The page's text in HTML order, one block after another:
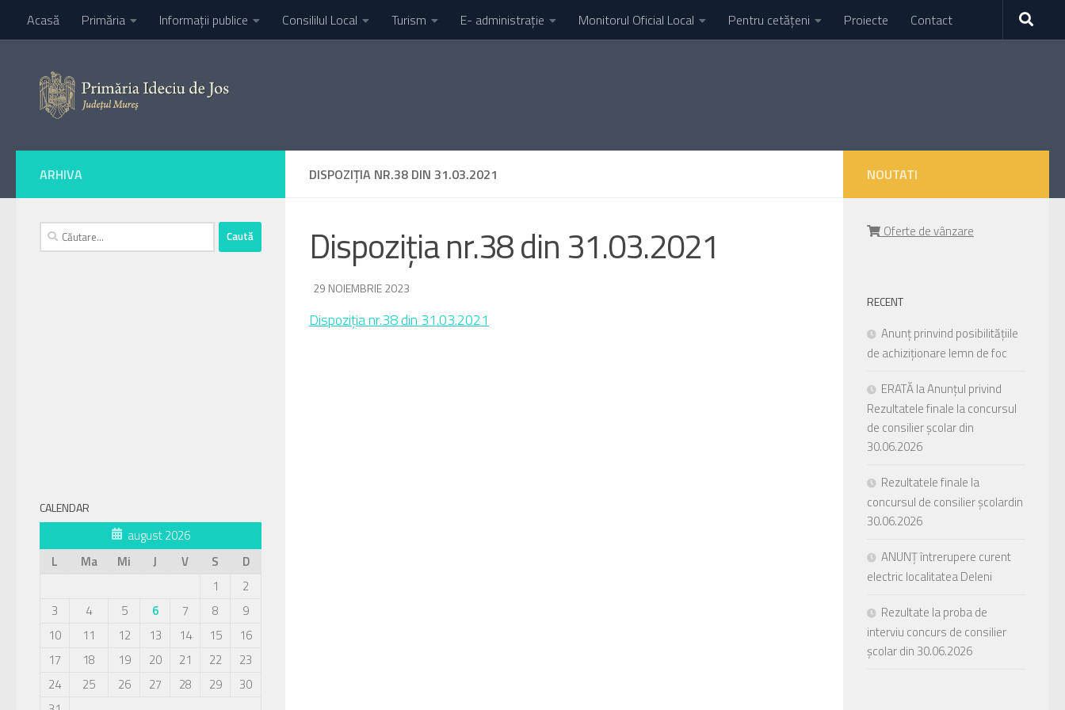
Skip to content
Acasă Primăria Informaţii publice Consililul Local Turism E- administrație Monitorul Oficial Local Pentru cetățeni Proiecte Contact
DISPOZIȚIA NR.38 DIN 31.03.2021
Dispoziția nr.38 din 31.03.2021
DE·
29 NOIEMBRIE 2023
Dispoziția nr.38 din 31.03.2021
ARHIVA
Caută
după:
CALENDAR
august 2026
L
Ma Mi J V S
D
1
2
3
4 5 6 7 8
9
10
11 12 13 14 15
16
17
18 19 20 21 22
23
24
25 26 27 28 29
30
NOUTATI
Oferte de vânzare
RECENT
Anunț prinvind posibilitățiile
de achiziționare lemn de foc
ERATĂ la Anunțul privind
Rezultatele finale la concursul
de consilier școlar din
30.06.2026
Rezultatele finale la
concursul de consilier școlardin
30.06.2026
ANUNȚ întrerupere curent
electric localitatea Deleni
Rezultate la proba de
interviu concurs de consilier
școlar din 30.06.2026